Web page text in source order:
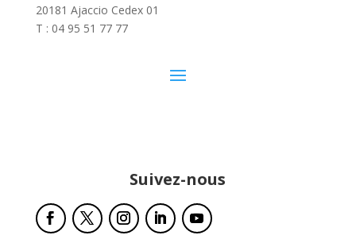
20181 Ajaccio Cedex 01
T : 04 95 51 77 77
Suivez-nous